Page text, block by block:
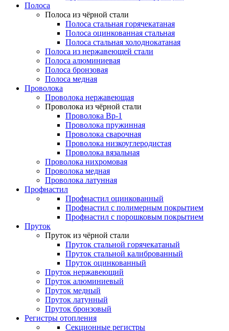
Полоса
Полоса из чёрной стали
Полоса стальная горячекатаная
Полоса оцинкованная стальная
Полоса стальная холоднокатаная
Полоса из нержавеющей стали
Полоса алюминиевая
Полоса бронзовая
Полоса медная
Проволока
Проволока нержавеющая
Проволока из чёрной стали
Проволока Вр-1
Проволока пружинная
Проволока сварочная
Проволока низкоуглеродистая
Проволока вязальная
Проволока нихромовая
Проволока медная
Проволока латунная
Профнастил
Профнастил оцинкованный
Профнастил с полимерным покрытием
Профнастил с порошковым покрытием
Пруток
Пруток из чёрной стали
Пруток стальной горячекатаный
Пруток стальной калиброванный
Пруток оцинкованный
Пруток нержавеющий
Пруток алюминиевый
Пруток медный
Пруток латунный
Пруток бронзовый
Регистры отопления
Секционные регистры